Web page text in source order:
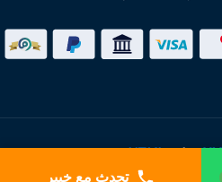
تحدث مع خبير
|